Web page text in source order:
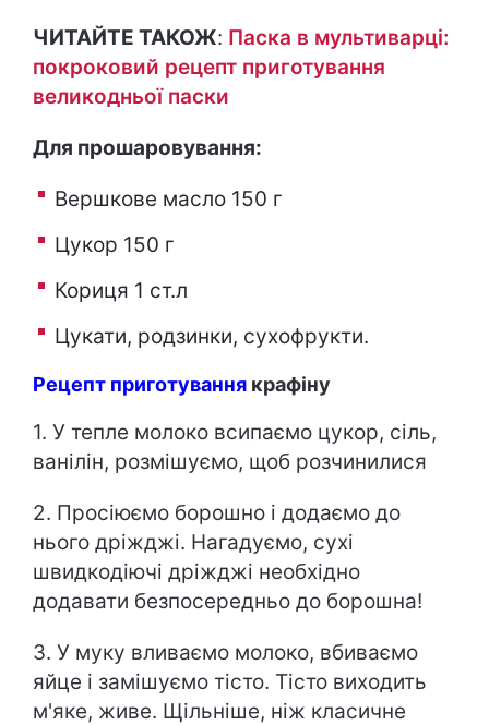
ЧИТАЙТЕ ТАКОЖ: Паска в мультиварці:
покроковий рецепт приготування
великодньої паски
Для прошаровування:
Вершкове масло 150 г
Цукор 150 г
Кориця 1 ст.л
Цукати, родзинки, сухофрукти.
Рецепт приготування крафіну
1. У тепле молоко всипаємо цукор, сіль,
ванілін, розмішуємо, щоб розчинилися
2. Просіюємо борошно і додаємо до
нього дріжджі. Нагадуємо, сухі
швидкодіючі дріжджі необхідно
додавати безпосередньо до борошна!
3. У муку вливаємо молоко, вбиваємо
яйце і замішуємо тісто. Тісто виходить
м'яке, живе. Щільніше, ніж класичне